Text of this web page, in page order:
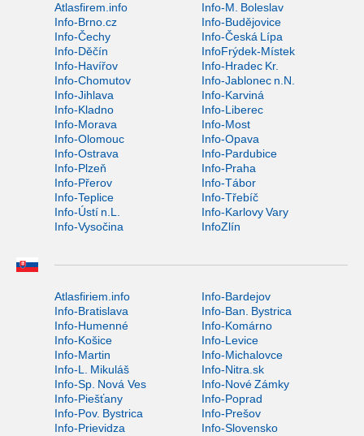
Atlasfirem.info
Info-M. Boleslav
Info-Brno.cz
Info-Budějovice
Info-Čechy
Info-Česká Lípa
Info-Děčín
InfoFrýdek-Místek
Info-Havířov
Info-Hradec Kr.
Info-Chomutov
Info-Jablonec n.N.
Info-Jihlava
Info-Karviná
Info-Kladno
Info-Liberec
Info-Morava
Info-Most
Info-Olomouc
Info-Opava
Info-Ostrava
Info-Pardubice
Info-Plzeň
Info-Praha
Info-Přerov
Info-Tábor
Info-Teplice
Info-Třebíč
Info-Ústí n.L.
Info-Karlovy Vary
Info-Vysočina
InfoZlín
Atlasfiriem.info
Info-Bardejov
Info-Bratislava
Info-Ban. Bystrica
Info-Humenné
Info-Komárno
Info-Košice
Info-Levice
Info-Martin
Info-Michalovce
Info-L. Mikuláš
Info-Nitra.sk
Info-Sp. Nová Ves
Info-Nové Zámky
Info-Piešťany
Info-Poprad
Info-Pov. Bystrica
Info-Prešov
Info-Prievidza
Info-Slovensko